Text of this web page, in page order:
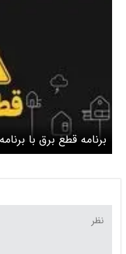
برنامه قطع برق با